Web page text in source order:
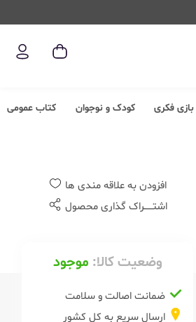
بازی فکری کودک و نوجوان کتاب عمومی
افزودن به علاقه مندی ها
اشتــــــراک گذاری محصول
وضعیت کالا: موجود
ضمانت اصالت و سلامت
ارسال سریع به کل کشور